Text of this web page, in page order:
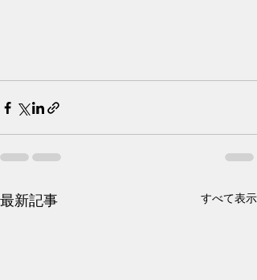
最新記事 すべて表示